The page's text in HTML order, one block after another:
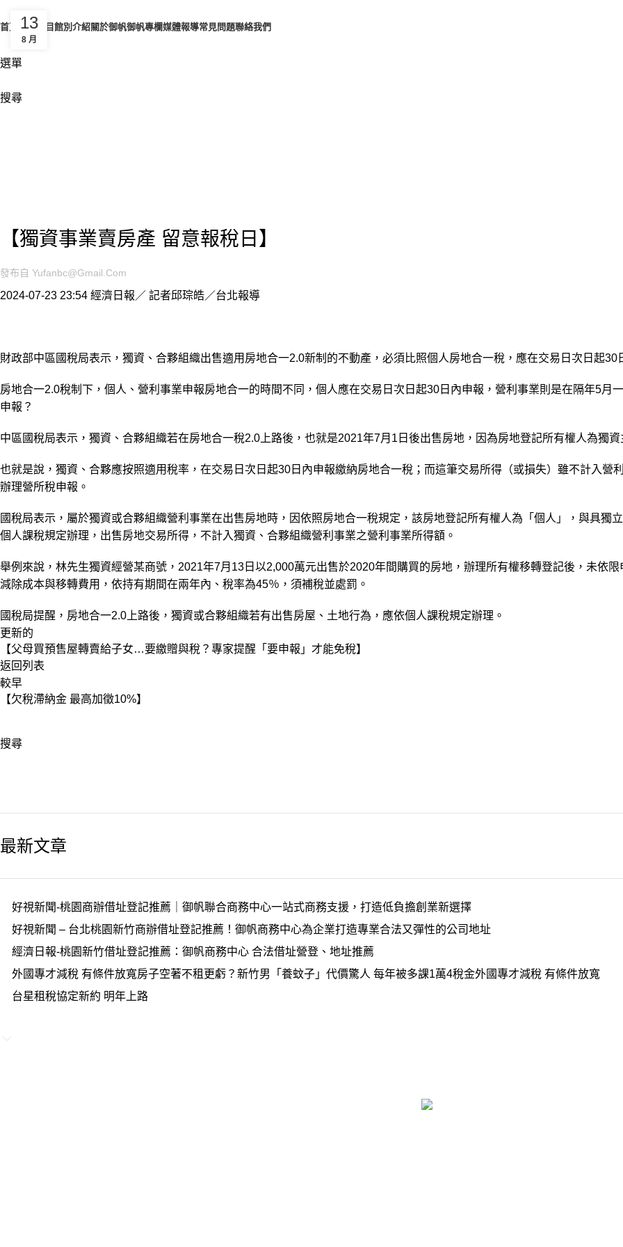
首頁 服務項目 館別介紹關於御帆御帆專欄媒體報導常見問題聯絡我們
選單
搜尋
【獨資事業賣房產 留意報稅日】
發布自 Yufanbc@gmail.com
13
8 月
2024-07-23 23:54 經濟日報／ 記者邱琮皓／台北報導
財政部中區國稅局表示，獨資、合夥組織出售適用房地合一2.0新制的不動產，必須比照個人房地合一稅，應在交易日次日起30
房地合一2.0稅制下，個人、營利事業申報房地合一的時間不同，個人應在交易日次日起30日內申報，營利事業則是在隔年5月
申報？
中區國稅局表示，獨資、合夥組織若在房地合一稅2.0上路後，也就是2021年7月1日後出售房地，因為房地登記所有權人為獨
也就是說，獨資、合夥應按照適用稅率，在交易日次日起30日內申報繳納房地合一稅；而這筆交易所得（或損失）雖不計入營
辦理營所稅申報。
國稅局表示，屬於獨資或合夥組織營利事業在出售房地時，因依照房地合一稅規定，該房地登記所有權人為「個人」，與具獨
個人課稅規定辦理，出售房地交易所得，不計入獨資、合夥組織營利事業之營利事業所得額。
舉例來說，林先生獨資經營某商號，2021年7月13日以2,000萬元出售於2020年間購買的房地，辦理所有權移轉登記後，未依
減除成本與移轉費用，依持有期間在兩年內、稅率為45％，須補稅並處罰。
國稅局提醒，房地合一2.0上路後，獨資或合夥組織若有出售房屋、土地行為，應依個人課稅規定辦理。
更新的
【父母買預售屋轉賣給子女…要繳贈與稅？專家提醒「要申報」才能免稅】
返回列表
較早
【欠稅滯納金 最高加徵10%】
搜尋
最新文章
好視新聞-桃園商辦借址登記推薦｜御帆聯合商務中心一站式商務支援，打造低負擔創業新選擇
好視新聞 – 台北桃園新竹商辦借址登記推薦！御帆商務中心為企業打造專業合法又彈性的公司地址
經濟日報-桃園新竹借址登記推薦：御帆商務中心 合法借址營登、地址推薦
外國專才減稅 有條件放寬房子空著不租更虧？新竹男「養蚊子」代價驚人 每年被多課1萬4稅金外國專才減稅 有條件放寬
台星租稅協定新約 明年上路